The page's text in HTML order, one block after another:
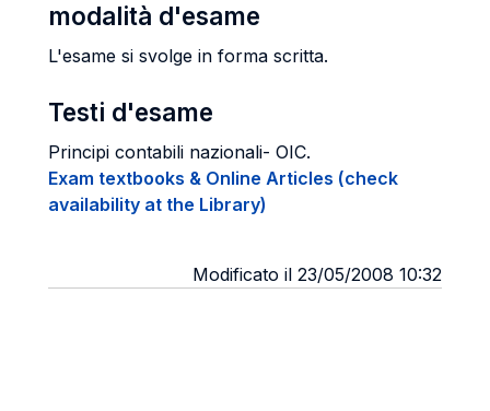
modalità d'esame
L'esame si svolge in forma scritta.
Testi d'esame
Principi contabili nazionali- OIC.
Exam textbooks & Online Articles (check
availability at the Library)
Modificato il 23/05/2008 10:32